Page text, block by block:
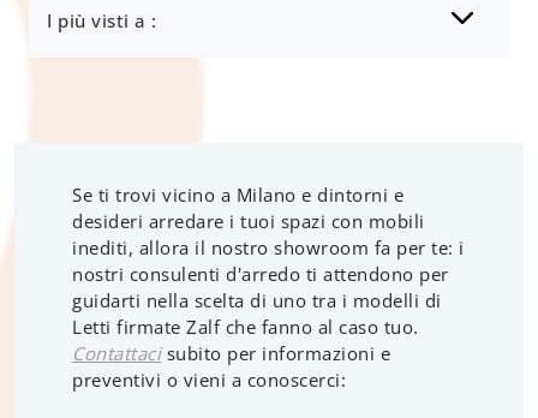
I più visti a :
Se ti trovi vicino a Milano e dintorni e
desideri arredare i tuoi spazi con mobili
inediti, allora il nostro showroom fa per te: i
nostri consulenti d'arredo ti attendono per
guidarti nella scelta di uno tra i modelli di
Letti firmate Zalf che fanno al caso tuo.
Contattacisubito per informazioni e
preventivi o vieni a conoscerci: